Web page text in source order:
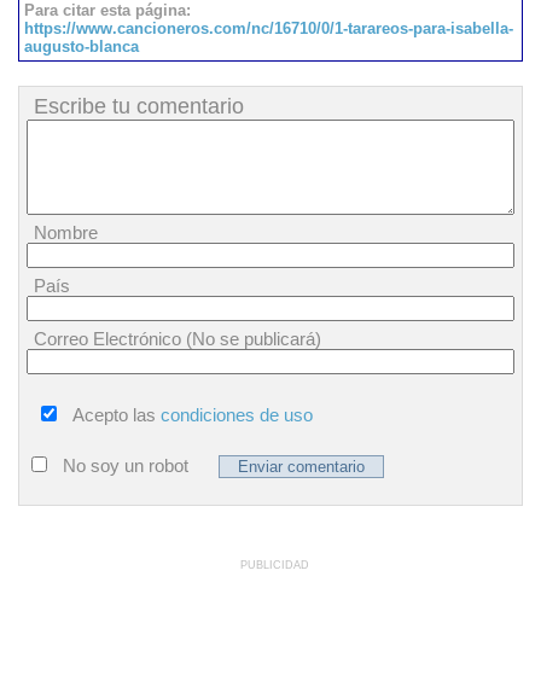
Para citar esta página:
https://www.cancioneros.com/nc/16710/0/1-tarareos-para-isabella-
augusto-blanca
Escribe tu comentario
Nombre
País
Correo Electrónico (No se publicará)
Acepto las condiciones de uso
No soy un robot
PUBLICIDAD